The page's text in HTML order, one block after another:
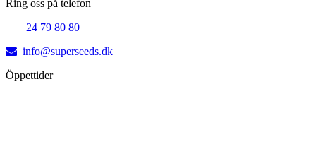
Ring oss på telefon
24 79 80 80
info@superseeds.dk
Öppettider